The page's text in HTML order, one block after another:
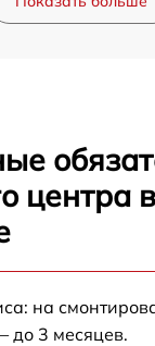
центра в
на
до 3 месяцев.